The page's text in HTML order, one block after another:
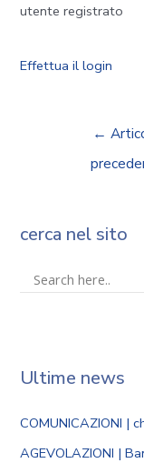
utente registrato
Effettua il login
←
cerca nel sito
Ultime news
COMUNICAZIONI |
AGEVOLAZIONI |